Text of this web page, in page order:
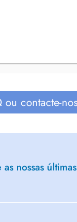
ou contacte-nos
nossas